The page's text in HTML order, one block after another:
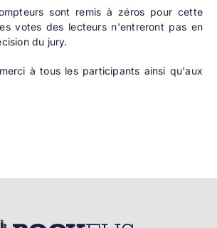
sont remis à zéros pour cette
votes des lecteurs n'entreront pas en
du jury.
à tous les participants ainsi qu'aux